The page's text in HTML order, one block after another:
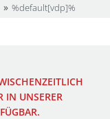
%default[vdp]%
IN UNSERER